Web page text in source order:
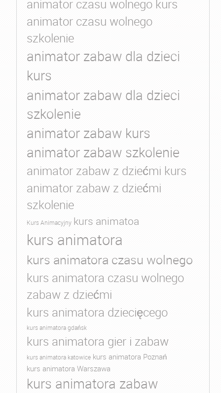
animator czasu wolnego kurs
animator czasu wolnego
szkolenie
animator zabaw dla dzieci
kurs
animator zabaw dla dzieci
szkolenie
animator zabaw kurs
animator zabaw szkolenie
animator zabaw z dziećmi kurs
animator zabaw z dziećmi
szkolenie
Kurs Animacyjny kurs animatoa
kurs animatora
kurs animatora czasu wolnego
kurs animatora czasu wolnego
zabaw z dziećmi
kurs animatora dziecięcego
kurs animatora gdańsk
kurs animatora gier i zabaw
kurs animatora katowice kurs animatora Poznań
kurs animatora Warszawa
kurs animatora zabaw